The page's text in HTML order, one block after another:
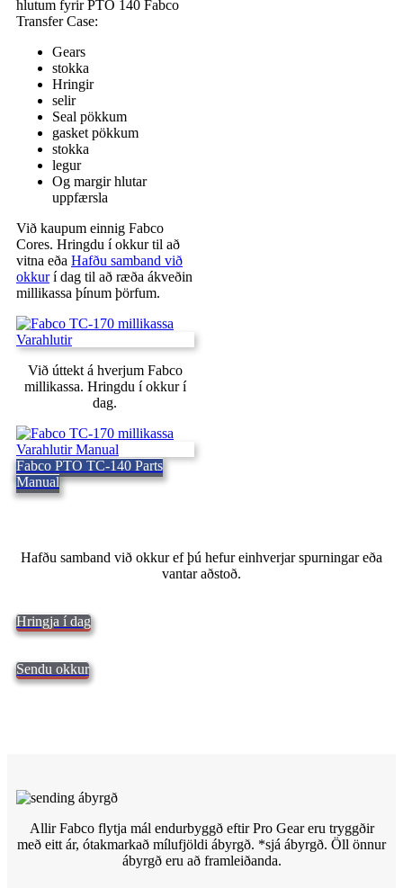
hlutum fyrir PTO 140 Fabco
Transfer Case:
Gears
stokka
Hringir
selir
Seal pökkum
gasket pökkum
stokka
legur
Og margir hlutar
uppfærsla
Við kaupum einnig Fabco
Cores. Hringdu í okkur til að
vitna eða Hafðu samband við
okkurí dag til að ræða ákveðin
millikassa þínum þörfum.
Við úttekt á hverjum Fabco
millikassa. Hringdu í okkur í
dag.
Fabco PTO TC-140 Parts
Manual
Hafðu samband við okkur ef þú hefur einhverjar spurningar eða
vantar aðstoð.
Hringja í dag
Sendu okkur
Allir Fabco flytja mál endurbyggð eftir Pro Gear eru tryggðir
með eitt ár, ótakmarkað mílufjöldi ábyrgð. *sjá ábyrgð. Öll önnur
ábyrgð eru að framleiðanda.